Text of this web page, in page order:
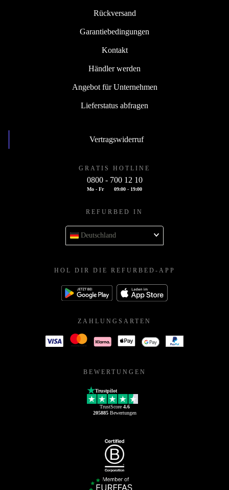
Rückversand
Garantiebedingungen
Kontakt
Händler werden
Angebot für Unternehmen
Lieferstatus abfragen
Vertragswiderruf
GRATIS HOTLINE
0800 - 700 12 10
Mo - Fr 09:00 - 19:00
REFURBED IN
Deutschland
HOL DIR DIE REFURBED-APP
ZAHLUNGSARTEN
BEWERTUNGEN
Trustpilot
TrustScore 4.6
205885Bewertungen